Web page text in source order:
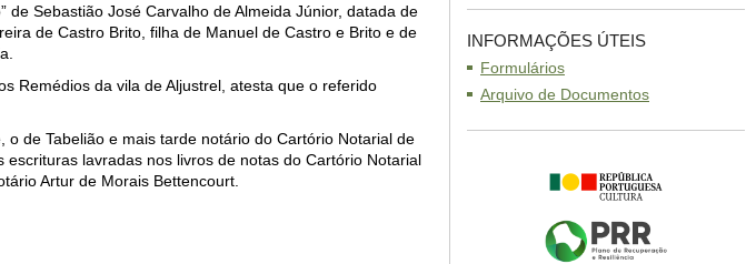
de Sebastião José Carvalho de Almeida Júnior, datada de
de Castro Brito, filha de Manuel de Castro e Brito e de
Remédios da vila de Aljustrel, atesta que o referido
de Tabelião e mais tarde notário do Cartório Notarial de
lavradas nos livros de notas do Cartório Notarial
Artur de Morais Bettencourt.
INFORMAÇÕES ÚTEIS
Formulários
Arquivo de Documentos